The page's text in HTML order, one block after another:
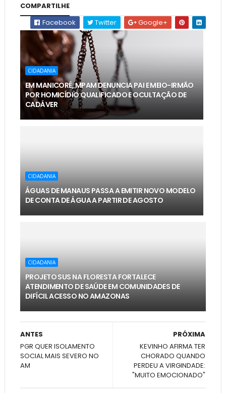
COMPARTILHE
Facebook
Twitter Google+
CIDADANIA
EM MANICORÉ, MPAM DENUNCIA PAI E MEIO-IRMÃO
POR HOMICÍDIO QUALIFICADO E OCULTAÇÃO DE
CADÁVER
CIDADANIA
ÁGUAS DE MANAUS PASSA A EMITIR NOVO MODELO
DE CONTA DE ÁGUA A PARTIR DE AGOSTO
CIDADANIA
PROJETO SUS NA FLORESTA FORTALECE
ATENDIMENTO DE SAÚDE EM COMUNIDADES DE
DIFÍCIL ACESSO NO AMAZONAS
PRÓXIMA
KEVINHO AFIRMA TER
CHORADO QUANDO
PERDEU A VIRGINDADE:
"MUITO EMOCIONADO"
ANTES
PGR QUER ISOLAMENTO
SOCIAL MAIS SEVERO NO
AM